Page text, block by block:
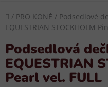
Domů
/ PRO KONĚ / Podsedlové
EQUESTRIAN STOCKHOLM
Podsedlová
EQUESTRIAN
Pearl vel. FULL